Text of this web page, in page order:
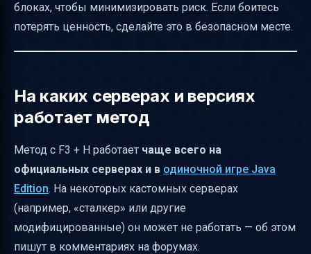
блоках, чтобы минимизировать риск. Если боитесь
потерять ценность, сделайте это в безопасном месте.
На каких серверах и версиях
работает метод
Метод с F3 + H работает чаще всего на
официальных серверах и в одиночной игре Java
Edition. На некоторых кастомных серверах
(например, «сталкер» или другие
модифицированные) он может не работать — об этом
пишут в комментариях на форумах.